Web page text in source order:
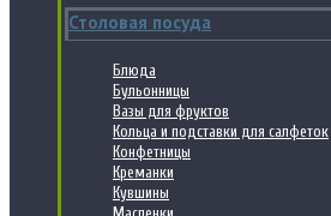
Столовая посуда
Блюда
Бульонницы
Вазы для фруктов
Кольца и подставки для салфеток
Конфетницы
Креманки
Кувшины